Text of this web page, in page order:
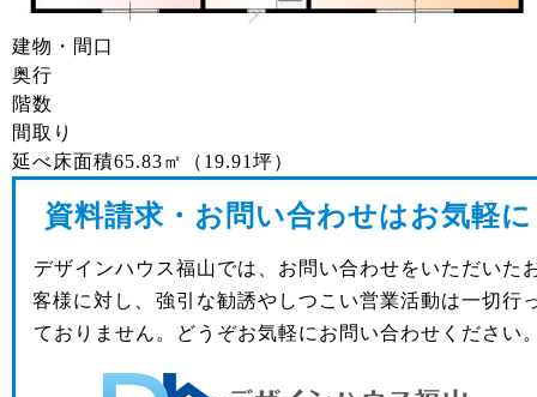
建物・間口
奥行
階数
間取り
延べ床面積65.83㎡（19.91坪）
資料請求・お問い合わせはお気軽に
デザインハウス福山では、お問い合わせをいただいた
客様に対し、強引な勧誘やしつこい営業活動は一切行
ておりません。どうぞお気軽にお問い合わせください